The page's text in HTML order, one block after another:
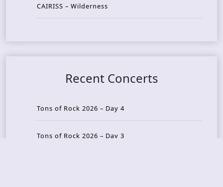
CAIRISS – Wilderness
Recent Concerts
Tons of Rock 2026 – Day 4
Tons of Rock 2026 – Day 3